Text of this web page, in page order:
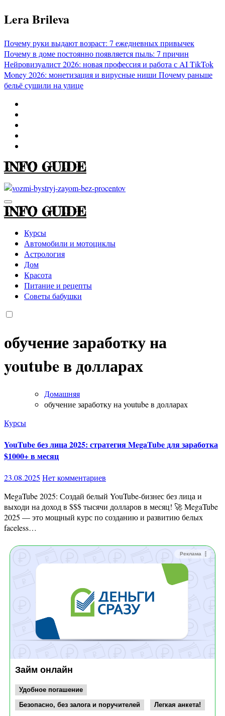
Перейти
к
Lera Brileva
Почему руки выдают возраст: 7 ежедневных привычек
Почему в доме постоянно появляется пыль: 7 причин
Нейровизуалист 2026: новая профессия и работа с AITikTok
Money 2026: монетизация и вирусные ниши Почему раньше
бельё сушили на улице
INFO GUIDE
INFO GUIDE
Курсы
Автомобили и мотоциклы
Астрология
Дом
Красота
Питание и рецепты
Советы бабушки
обучение заработку на
youtube в долларах
Домашняя
обучение заработку на youtube в долларах
Курсы
YouTube без лица 2025: стратегия MegaTube для заработка
$1000+ в месяц
23.08.2025 Нет комментариев
MegaTube 2025: Создай белый YouTube-бизнес без лица и
выходи на доход в $$$ тысячи долларов в месяц! 🚀 MegaTube
2025 — это мощный курс по созданию и развитию белых
faceless…
Реклама
Займ онлайн
Удобное погашение
Безопасно, без залога и поручителей
Легкая анкета!